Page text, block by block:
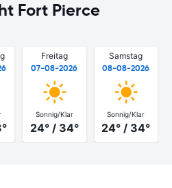
Fort Pierce
Freitag
07-08-2026
Sonnig/Klar
24° / 34°
Samstag
08-08-2026
Sonnig/Klar
24° / 34°